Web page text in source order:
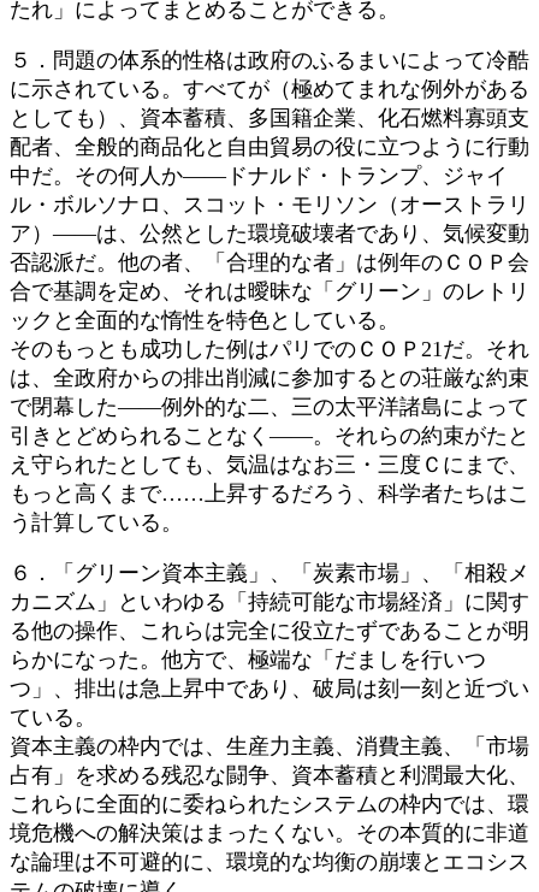
たれ」によってまとめることができる。
５．問題の体系的性格は政府のふるまいによって冷酷
に示されている。すべてが（極めてまれな例外がある
としても）、資本蓄積、多国籍企業、化石燃料寡頭支
配者、全般的商品化と自由貿易の役に立つように行動
中だ。その何人か――ドナルド・トランプ、ジャイ
ル・ボルソナロ、スコット・モリソン（オーストラリ
ア）――は、公然とした環境破壊者であり、気候変動
否認派だ。他の者、「合理的な者」は例年のＣＯＰ会
合で基調を定め、それは曖昧な「グリーン」のレトリ
ックと全面的な惰性を特色としている。
そのもっとも成功した例はパリでのＣＯＰ21だ。それ
は、全政府からの排出削減に参加するとの荘厳な約束
で閉幕した――例外的な二、三の太平洋諸島によって
引きとどめられることなく――。それらの約束がたと
え守られたとしても、気温はなお三・三度Ｃにまで、
もっと高くまで……上昇するだろう、科学者たちはこ
う計算している。
６．「グリーン資本主義」、「炭素市場」、「相殺メ
カニズム」といわゆる「持続可能な市場経済」に関す
る他の操作、これらは完全に役立たずであることが明
らかになった。他方で、極端な「だましを行いつ
つ」、排出は急上昇中であり、破局は刻一刻と近づい
ている。
資本主義の枠内では、生産力主義、消費主義、「市場
占有」を求める残忍な闘争、資本蓄積と利潤最大化、
これらに全面的に委ねられたシステムの枠内では、環
境危機への解決策はまったくない。その本質的に非道
な論理は不可避的に、環境的な均衡の崩壊とエコシス